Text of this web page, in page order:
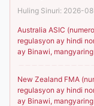
Huling Sinuri: 2026-
Australia ASIC
regulasyon ay hindi
ay Binawi,
New Zealand FMA
regulasyon ay hindi
ay Binawi,